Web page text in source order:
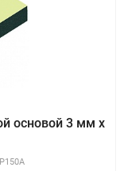
основой 3 мм х